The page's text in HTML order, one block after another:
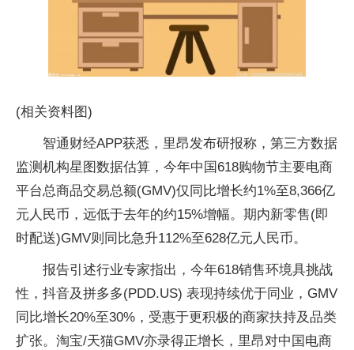
(相关资料图)
智通财经APP获悉，里昂发布研报称，第三方数据
监测机构星图数据估算，今年中国618购物节主要电商
平台总商品交易总额(GMV)仅同比增长约1%至8,366亿
元人民币，远低于去年的约15%增幅。期内新零售(即
时配送)GMV则同比急升112%至628亿元人民币。
报告引述行业专家指出，今年618销售环境具挑战
性，抖音及拼多多(PDD.US) 表现持续优于同业，GMV
同比增长20%至30%，受惠于更积极的商家扶持及品类
扩张。淘宝/天猫GMV亦录得正增长，里昂对中国电商